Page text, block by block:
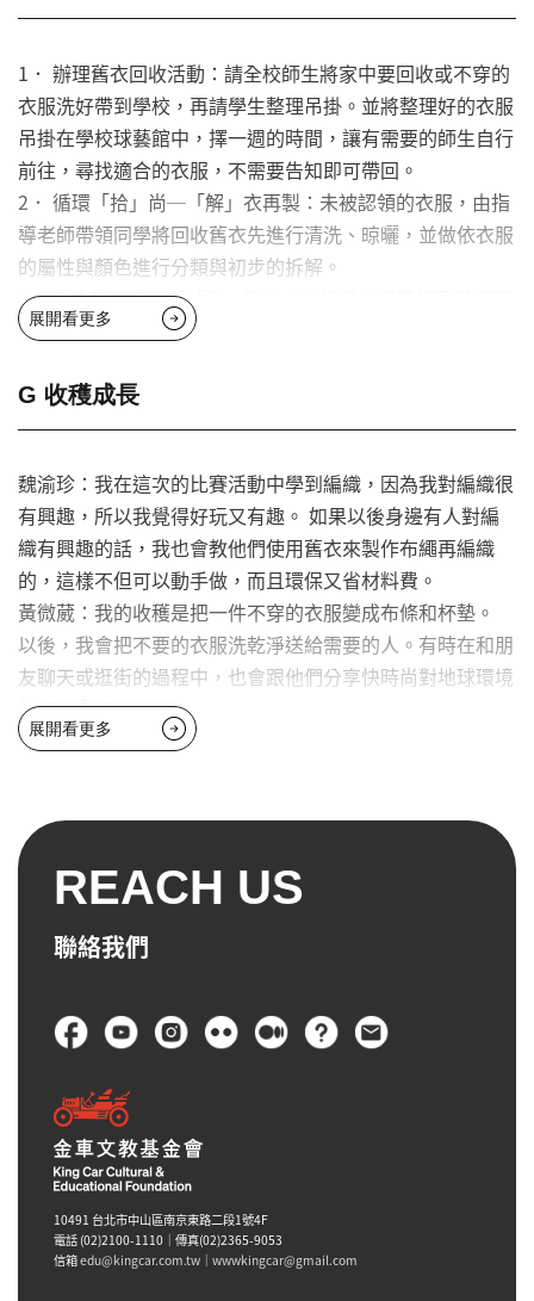
薪資水平。
1． 辦理舊衣回收活動：請全校師生將家中要回收或不穿的
衣服洗好帶到學校，再請學生整理吊掛。並將整理好的衣服
吊掛在學校球藝館中，擇一週的時間，讓有需要的師生自行
前往，尋找適合的衣服，不需要告知即可帶回。
2． 循環「拾」尚─「解」衣再製：未被認領的衣服，由指
導老師帶領同學將回收舊衣先進行清洗、晾曬，並做依衣服
的屬性與顏色進行分類與初步的拆解。
3． 舊衣新生命─重「製」新生：由指導老師帶領同學學習
相關技法，如：織布、染布、縫紉。同學們再共同討論與設
4． 錄製影片宣導推廣：透過宣導影片，讓更多人能成為有
意識的消費者；並可以邊看影片，邊學習運用手邊的物品進
展開看更多
G 收穫成長
魏渝珍：我在這次的比賽活動中學到編織，因為我對編織很
有興趣，所以我覺得好玩又有趣。 如果以後身邊有人對編
織有興趣的話，我也會教他們使用舊衣來製作布繩再編織
的，這樣不但可以動手做，而且環保又省材料費。
黃微葳：我的收穫是把一件不穿的衣服變成布條和杯墊。
以後，我會把不要的衣服洗乾淨送給需要的人。有時在和朋
友聊天或逛街的過程中，也會跟他們分享快時尚對地球環境
的負面影響。
游芮紜：在這次的活動讓我學到了購買衣服前想一想是「需
準」的衣服，而且我也可以自己染衣服，如果衣服舊了，但
是還能穿的話，那就再染一染，並不需要在外面去買。還
有，可以把家裡不要的舊衣服做成有用的東西做完的東西還
可以拿去義賣擺攤，或是把穿不下的衣服拿去送給親朋好
友。而且，我會跟朋友分享我所拍的宣傳影片，讓他們知道
陳叡渝：參加這次的活動，讓我知道原來穿不下的衣服也可
服，如果穿不下的話，送給親朋好友，也可以跟自己認識的
人宣導快時尚對我們生活的嚴重危害。
展開看更多
REACH US
聯絡我們
頁尾
10491 台北市中山區南京東路二段1號4F
電話 (02)2100-1110｜傳真(02)2365-9053
信箱edu@kingcar.com.tw ｜ wwwkingcar@gmail.com